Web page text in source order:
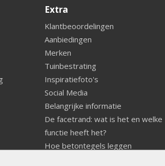
Extra
Klantbeoordelingen
Aanbiedingen
Merken
Tuinbestrating
Inspiratiefoto's
Social Media
Belangrijke informatie
De facetrand: wat is het en welke
functie heeft het?
Hoe betontegels leggen